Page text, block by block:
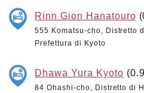
Rinn Gion Hanatouro
555 Komatsu-cho, Distretto
Prefettura di Kyoto
Dhawa Yura Kyoto
84 Ohashi-cho, Distretto di